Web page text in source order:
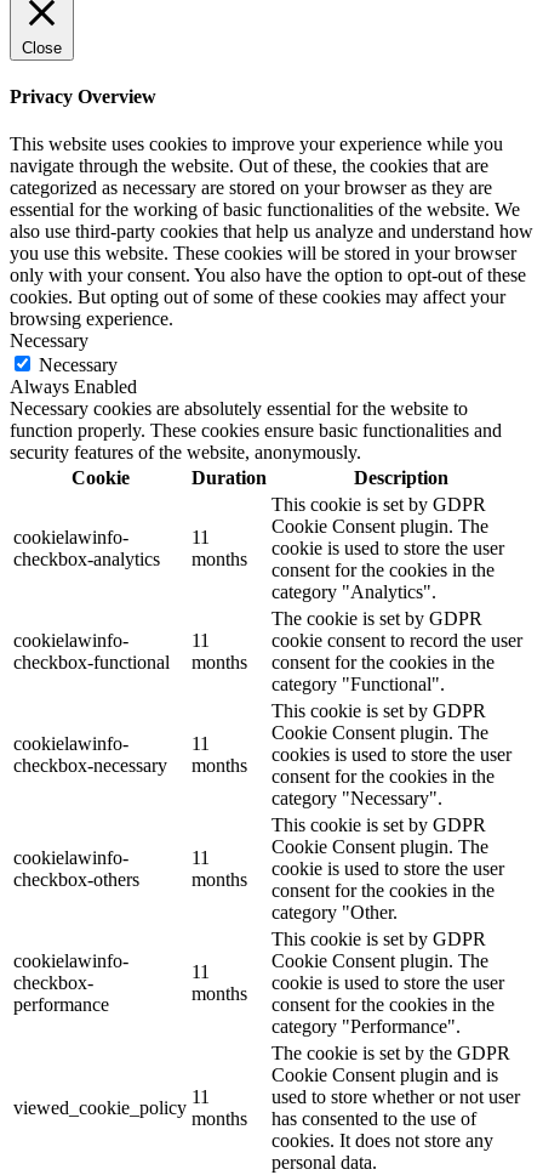
Close
Privacy Overview
This website uses cookies to improve your experience while you
navigate through the website. Out of these, the cookies that are
categorized as necessary are stored on your browser as they are
essential for the working of basic functionalities of the website. We
also use third-party cookies that help us analyze and understand how
you use this website. These cookies will be stored in your browser
only with your consent. You also have the option to opt-out of these
cookies. But opting out of some of these cookies may affect your
browsing experience.
Necessary
Necessary
Always Enabled
Necessary cookies are absolutely essential for the website to
function properly. These cookies ensure basic functionalities and
security features of the website, anonymously.
Cookie
Duration Description
cookielawinfo-
checkbox-analytics
11
months
This cookie is set by GDPR
Cookie Consent plugin. The
cookie is used to store the user
consent for the cookies in the
category "Analytics".
cookielawinfo-
checkbox-functional
11
months
The cookie is set by GDPR
cookie consent to record the user
consent for the cookies in the
category "Functional".
cookielawinfo-
checkbox-necessary
11
months
This cookie is set by GDPR
Cookie Consent plugin. The
cookies is used to store the user
consent for the cookies in the
category "Necessary".
cookielawinfo-
checkbox-others
11
months
This cookie is set by GDPR
Cookie Consent plugin. The
cookie is used to store the user
consent for the cookies in the
category "Other.
cookielawinfo-
checkbox-
performance
11
months
This cookie is set by GDPR
Cookie Consent plugin. The
cookie is used to store the user
consent for the cookies in the
category "Performance".
viewed_cookie_policy
11
months
The cookie is set by the GDPR
Cookie Consent plugin and is
used to store whether or not user
has consented to the use of
cookies. It does not store any
personal data.